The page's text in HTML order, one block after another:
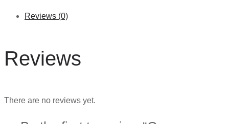
Reviews (0)
Reviews
There are no reviews yet.